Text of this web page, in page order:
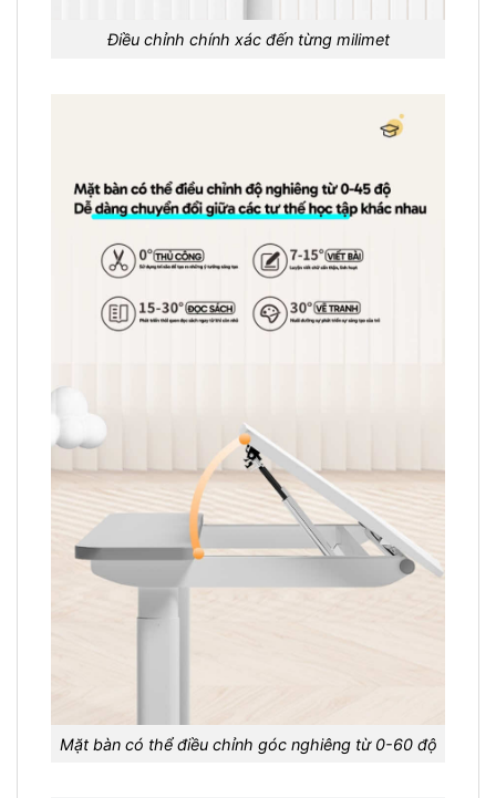
Điều chỉnh chính xác đến từng milimet
Mặt bàn có thể điều chỉnh góc nghiêng từ 0-60 độ